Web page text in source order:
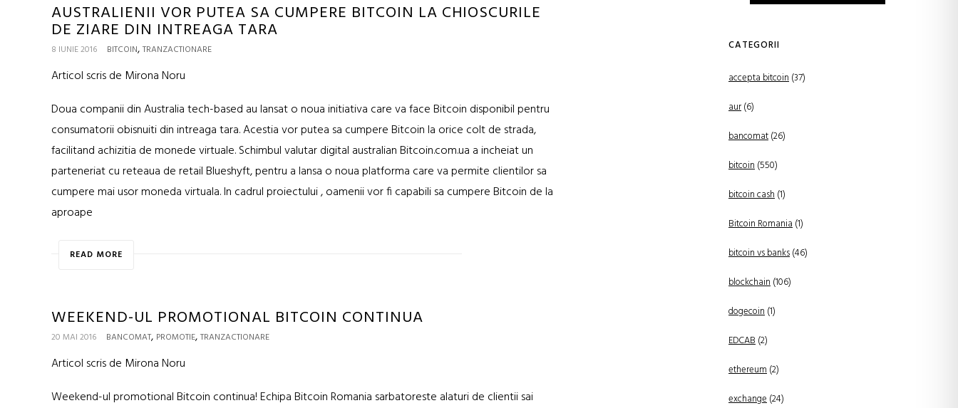
AUSTRALIENII VOR PUTEA SA CUMPERE BITCOIN LA CHIOSCURILE
DE ZIARE DIN INTREAGA TARA
8 IUNIE 2016 BITCOIN, TRANZACTIONARE
Articol scris de Mirona Noru
Doua companii din Australia tech-based au lansat o noua initiativa care va face Bitcoin disponibil pentru
consumatorii obisnuiti din intreaga tara. Acestia vor putea sa cumpere Bitcoin la orice colt de strada,
facilitand achizitia de monede virtuale. Schimbul valutar digital australian Bitcoin.com.ua a incheiat un
parteneriat cu reteaua de retail Blueshyft, pentru a lansa o noua platforma care va permite clientilor sa
cumpere mai usor moneda virtuala. In cadrul proiectului , oamenii vor fi capabili sa cumpere Bitcoin de la
aproape
READ MORE
WEEKEND-UL PROMOTIONAL BITCOIN CONTINUA
20 MAI 2016 BANCOMAT, PROMOTIE, TRANZACTIONARE
Articol scris de Mirona Noru
Weekend-ul promotional Bitcoin continua! Echipa Bitcoin Romania sarbatoreste alaturi de clientii sai
CATEGORII
accepta bitcoin(37)
aur(6)
bancomat(26)
bitcoin(550)
bitcoin cash(1)
Bitcoin Romania(1)
bitcoin vs banks(46)
blockchain(106)
dogecoin(1)
EDCAB(2)
ethereum(2)
exchange(24)